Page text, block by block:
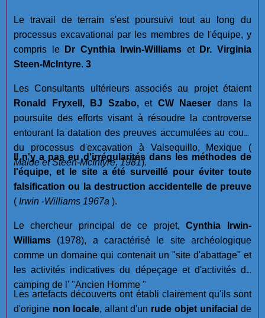
Le travail de terrain s'est poursuivi tout au long du
processus excavational par les membres de l'équipe, y
compris le
Dr Cynthia Irwin-Williams et Dr. Virginia
Steen-McIntyre. 3
Les Consultants ultérieurs associés au projet étaient
Ronald Fryxell, BJ Szabo, etCW Naeser dans la
poursuite des efforts visant à résoudre la controverse
entourant la datation des preuves accumulées au cours
du processus d'excavation à Valsequillo, Mexique (
Malde et Steen-McIntyre, 1981).
Il n'y a pas eu d'irrégularités dans les méthodes de
l'équipe, et le site a été surveillé pour éviter toute
falsification ou la destruction accidentelle de preuve
( Irwin -Williams 1967a ).
Le chercheur principal de ce projet, Cynthia Irwin-
Williams (1978), a caractérisé le site archéologique
comme un domaine qui contenait un "site d'abattage" et
les activités indicatives du dépeçage et d'activités de
camping de l' "Ancien Homme "
Les artefacts découverts ont établi clairement qu'ils sont
d'origine non locale, allant d'un rude objet unifacial de